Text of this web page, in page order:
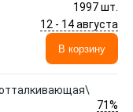
1997 шт.
12 - 14 августа
В корзину
71%